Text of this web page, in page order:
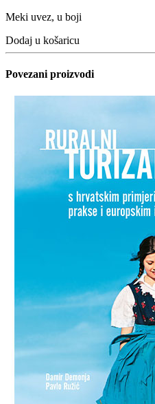
Meki uvez, u boji
Dodaj u košaricu
Povezani proizvodi